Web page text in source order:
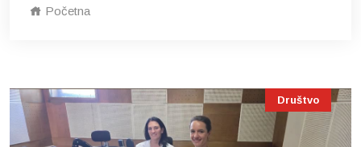
Početna
Društvo